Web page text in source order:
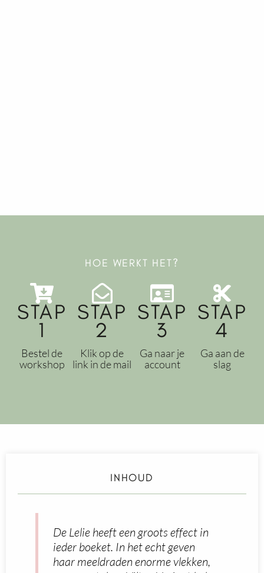
HOE WERKT HET?
STAP
1
Bestel de
workshop
STAP
2
Klik op de
link in de mail
STAP
3
Ga naar je
account
STAP
4
Ga aan de
slag
INHOUD
De Lelie heeft een groots effect in
ieder boeket. In het echt geven
haar meeldraden enorme vlekken,